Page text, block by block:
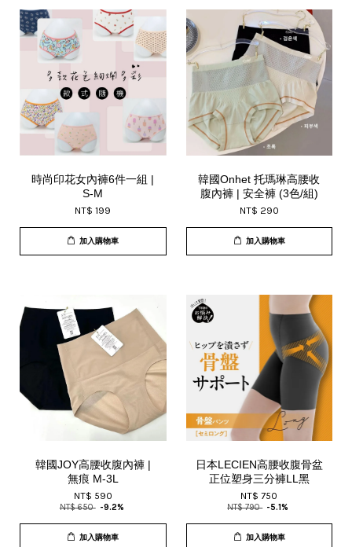
時尚印花女內褲6件一組 |
S-M
NT$ 199
加入購物車
韓國Onhet 托瑪琳高腰收
腹內褲 | 安全褲 (3色/組)
NT$ 290
加入購物車
韓國JOY高腰收腹內褲 |
無痕 M-3L
NT$ 590
NT$ 650 -9.2%
加入購物車
日本LECIEN高腰收腹骨盆
正位塑身三分褲LL黑
NT$ 750
NT$ 790 -5.1%
加入購物車